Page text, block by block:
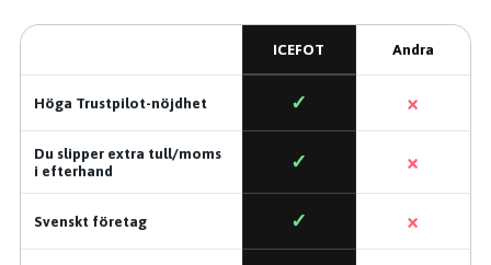
ICEFOT Andra
Höga Trustpilot-nöjdhet ✓ ×
Du slipper extra tull/moms
i efterhand
✓ ×
Svenskt företag ✓ ×